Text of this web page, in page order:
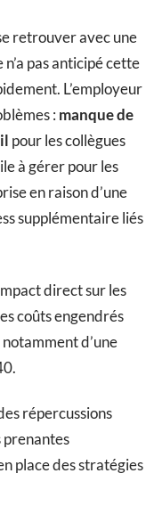
retrouver avec une
pas anticipé cette
L’employeur
: manque de
pour les collègues
à gérer pour les
en raison d’une
supplémentaire liés
direct sur les
coûts engendrés
d’une
répercussions
prenantes
place des stratégies